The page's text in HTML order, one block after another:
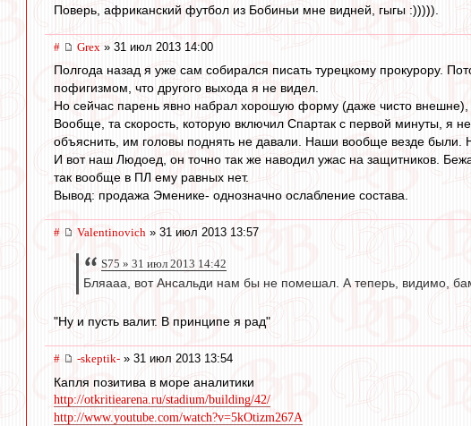
Поверь, африканский футбол из Бобиньи мне видней, гыгы :))))).
# Grex » 31 июл 2013 14:00
Полгода назад я уже сам собирался писать турецкому прокурору.
пофигизмом, что другого выхода я не видел.
Но сейчас парень явно набрал хорошую форму (даже чисто
Вообще, та скорость, которую включил Спартак с первой минуты, я
объяснить, им головы поднять не давали. Наши вообще везде были.
И вот наш Людоед, он точно так же наводил ужас на защитников.
так вообще в ПЛ ему равных нет.
Вывод: продажа Эменике- однозначно ослабление состава.
# Valentinovich » 31 июл 2013 13:57
S75 » 31 июл 2013 14:42
Бляааа, вот Ансальди нам бы не помешал. А теперь, видимо,
"Ну и пусть валит. В принципе я рад"
# -skeptik- » 31 июл 2013 13:54
Капля позитива в море аналитики
http://otkritiearena.ru/stadium/building/42/
http://www.youtube.com/watch?v=5kOtizm267A